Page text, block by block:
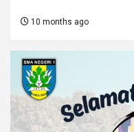
10 months ago